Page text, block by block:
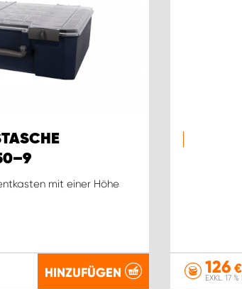
mit einer Höhe
HINZUFÜGEN 126€
EXKL. 17